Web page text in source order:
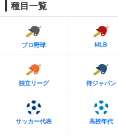
種目一覧
プロ野球 MLB
独立リーグ 侍ジャパン
サッカー代表 高校年代